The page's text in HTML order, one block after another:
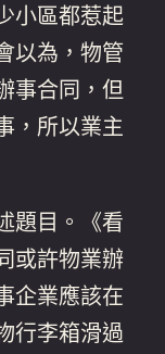
小區都惹起
以為，物管
事合同，但
，所以業主
題目。《看
或許物業辦
企業應該在
行李箱滑過